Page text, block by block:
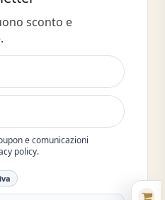
sconto e
e comunicazioni
policy.